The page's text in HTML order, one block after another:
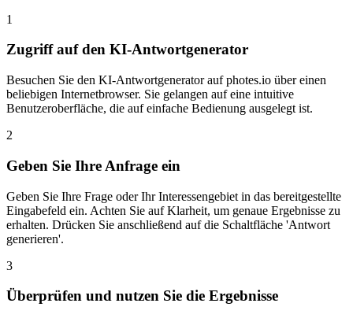
1
Zugriff auf den KI-Antwortgenerator
Besuchen Sie den KI-Antwortgenerator auf photes.io über einen
beliebigen Internetbrowser. Sie gelangen auf eine intuitive
Benutzeroberfläche, die auf einfache Bedienung ausgelegt ist.
2
Geben Sie Ihre Anfrage ein
Geben Sie Ihre Frage oder Ihr Interessengebiet in das bereitgestellte
Eingabefeld ein. Achten Sie auf Klarheit, um genaue Ergebnisse zu
erhalten. Drücken Sie anschließend auf die Schaltfläche 'Antwort
generieren'.
3
Überprüfen und nutzen Sie die Ergebnisse